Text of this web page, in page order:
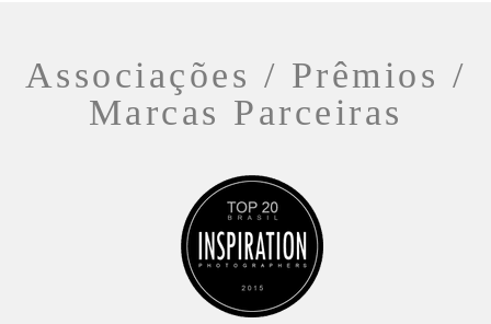
Associações / Prêmios /
Marcas Parceiras